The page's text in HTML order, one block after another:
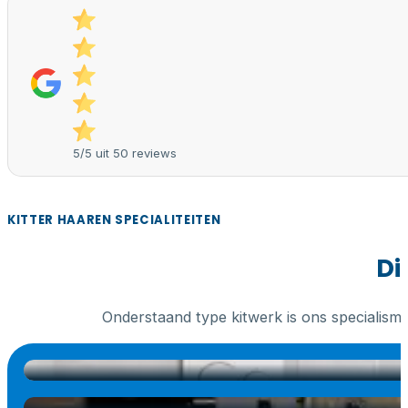
5/5 uit 50 reviews
KITTER HAAREN SPECIALITEITEN
Onderstaand type kitwerk is ons